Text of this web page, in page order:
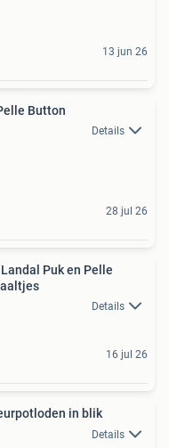
13 jun 26
Button
Details
28 jul 26
Puk en Pelle
Details
16 jul 26
in blik
Details